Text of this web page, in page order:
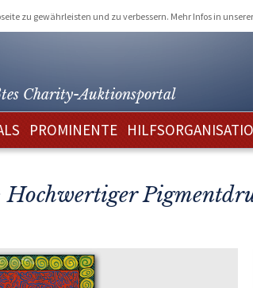
zu gewährleisten und zu verbessern. Mehr Infos in unserer
Charity-Auktionsportal
PROMINENTE
Hochwertiger